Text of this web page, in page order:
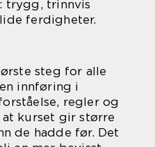
trygg, trinnvis
ferdigheter.
steg for alle
innføring i
regler og
kurset gir større
de hadde før. Det